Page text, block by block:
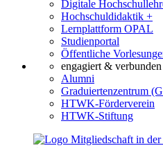
Digitale
Hochschuldidaktik +
Lernplattform OPAL
Studienportal
Öffentliche
engagiert & verbunden
Alumni
Graduiertenzentrum
HTWK-Förderverein
HTWK-Stiftung